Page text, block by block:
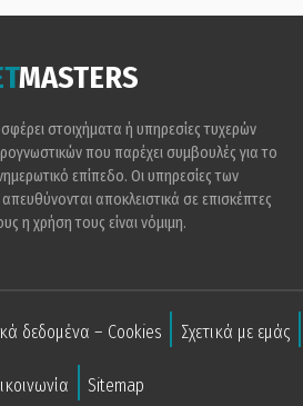
MASTERS
στοιχήματα ή υπηρεσίες τυχερών
που παρέχει συμβουλές για το
επίπεδο. Οι υπηρεσίες των
αποκλειστικά σε επισκέπτες
η χρήση τους είναι νόμιμη.
δεδομένα – Cookies Σχετικά με εμάς
Sitemap